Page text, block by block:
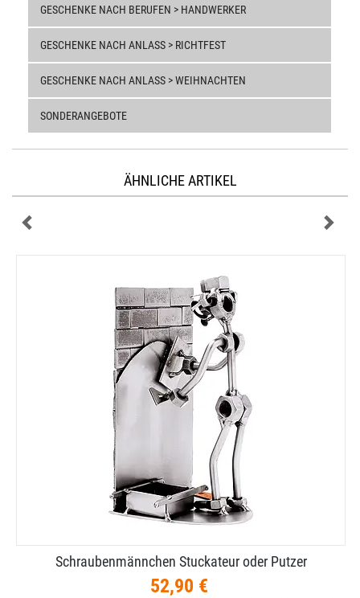
GESCHENKE NACH BERUFEN > HANDWERKER
GESCHENKE NACH ANLASS > RICHTFEST
GESCHENKE NACH ANLASS > WEIHNACHTEN
SONDERANGEBOTE
ÄHNLICHE ARTIKEL
Schraubenmännchen Stuckateur oder Putzer
52,90 €